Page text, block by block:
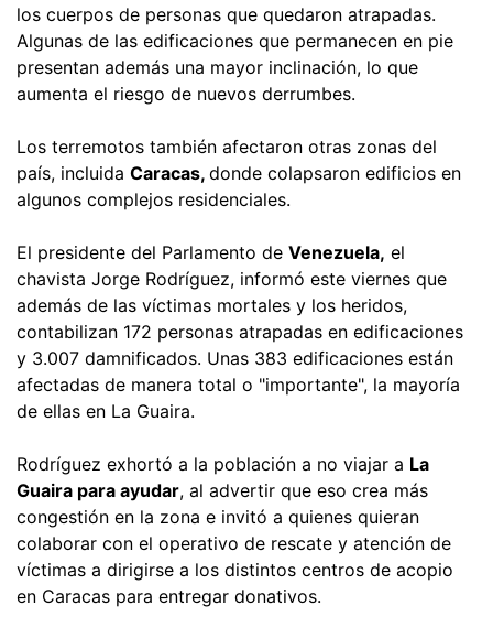
los cuerpos de personas que quedaron atrapadas.
Algunas de las edificaciones que permanecen en pie
presentan además una mayor inclinación, lo que
aumenta el riesgo de nuevos derrumbes.
Los terremotos también afectaron otras zonas del
país, incluida Caracas, donde colapsaron edificios en
algunos complejos residenciales.
El presidente del Parlamento de Venezuela, el
chavista Jorge Rodríguez, informó este viernes que
además de las víctimas mortales y los heridos,
contabilizan 172 personas atrapadas en edificaciones
y 3.007 damnificados. Unas 383 edificaciones están
afectadas de manera total o "importante", la mayoría
de ellas en La Guaira.
Rodríguez exhortó a la población a no viajar a La
Guaira para ayudar, al advertir que eso crea más
congestión en la zona e invitó a quienes quieran
colaborar con el operativo de rescate y atención de
víctimas a dirigirse a los distintos centros de acopio
en Caracas para entregar donativos.